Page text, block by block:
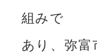
組みで
あり、弥富